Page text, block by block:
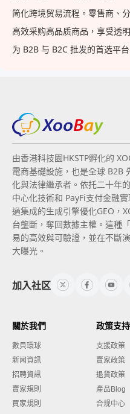
简化跨境贸易流程。零售商、
高效采购高品质商品，享受透
为 B2B 与 B2C 批发的首选平台
由香港科技園HKSTP孵化的
電商基礎設施，也是全球 B2B
化與法律繼承者。依托二十年
中心化技術和 PayFi支付金融
過集成的生成引擎優化GEO，
台壟斷，奪回數據主權。這種
易的高效與可驗證，並在不斷
大曝光。
加入社区
關於我們
數貝環球
新闻資訊
招聘資訊
賣家規則
買家規則
政策支持
支援政策
賣家政策
退貨政策
產品Blog
合规中心